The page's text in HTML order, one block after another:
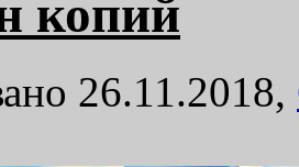
копий
26.11.2018,